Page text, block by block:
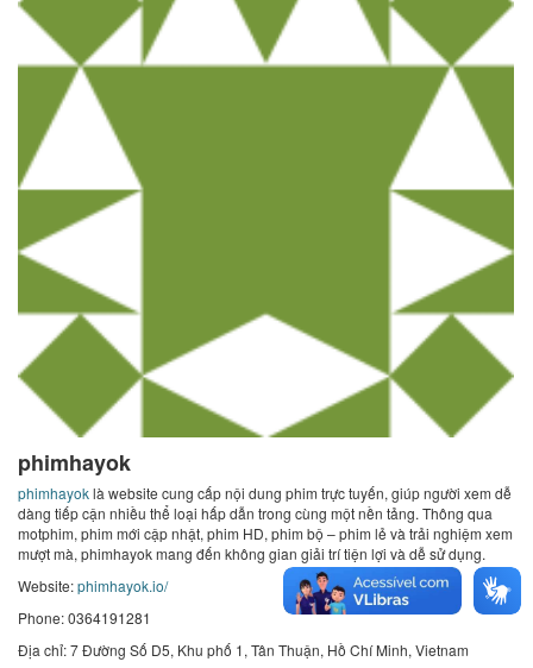
phimhayok
phimhayoklà website cung cấp nội dung phim trực tuyến, giúp người xem dễ
dàng tiếp cận nhiều thể loại hấp dẫn trong cùng một nền tảng. Thông qua
motphim, phim mới cập nhật, phim HD, phim bộ – phim lẻ và trải nghiệm xem
mượt mà, phimhayok mang đến không gian giải trí tiện lợi và dễ sử dụng.
Website:phimhayok.io/
Phone: 0364191281
Địa chỉ: 7 Đường Số D5, Khu phố 1, Tân Thuận, Hồ Chí Minh, Vietnam